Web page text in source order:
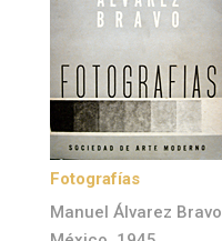
Fotografías
Manuel Álvarez